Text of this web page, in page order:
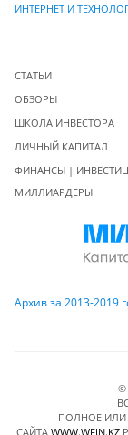
ИНТЕРНЕТ И
СТАТЬИ
ОБЗОРЫ
ШКОЛА ИНВЕСТОРА
ЛИЧНЫЙ КАПИТАЛ
ФИНАНСЫ |
МИЛЛИАРДЕРЫ
Архив за 2013-2019
©
ПОЛНОЕ ИЛИ
САЙТА WWW.WFIN.KZ